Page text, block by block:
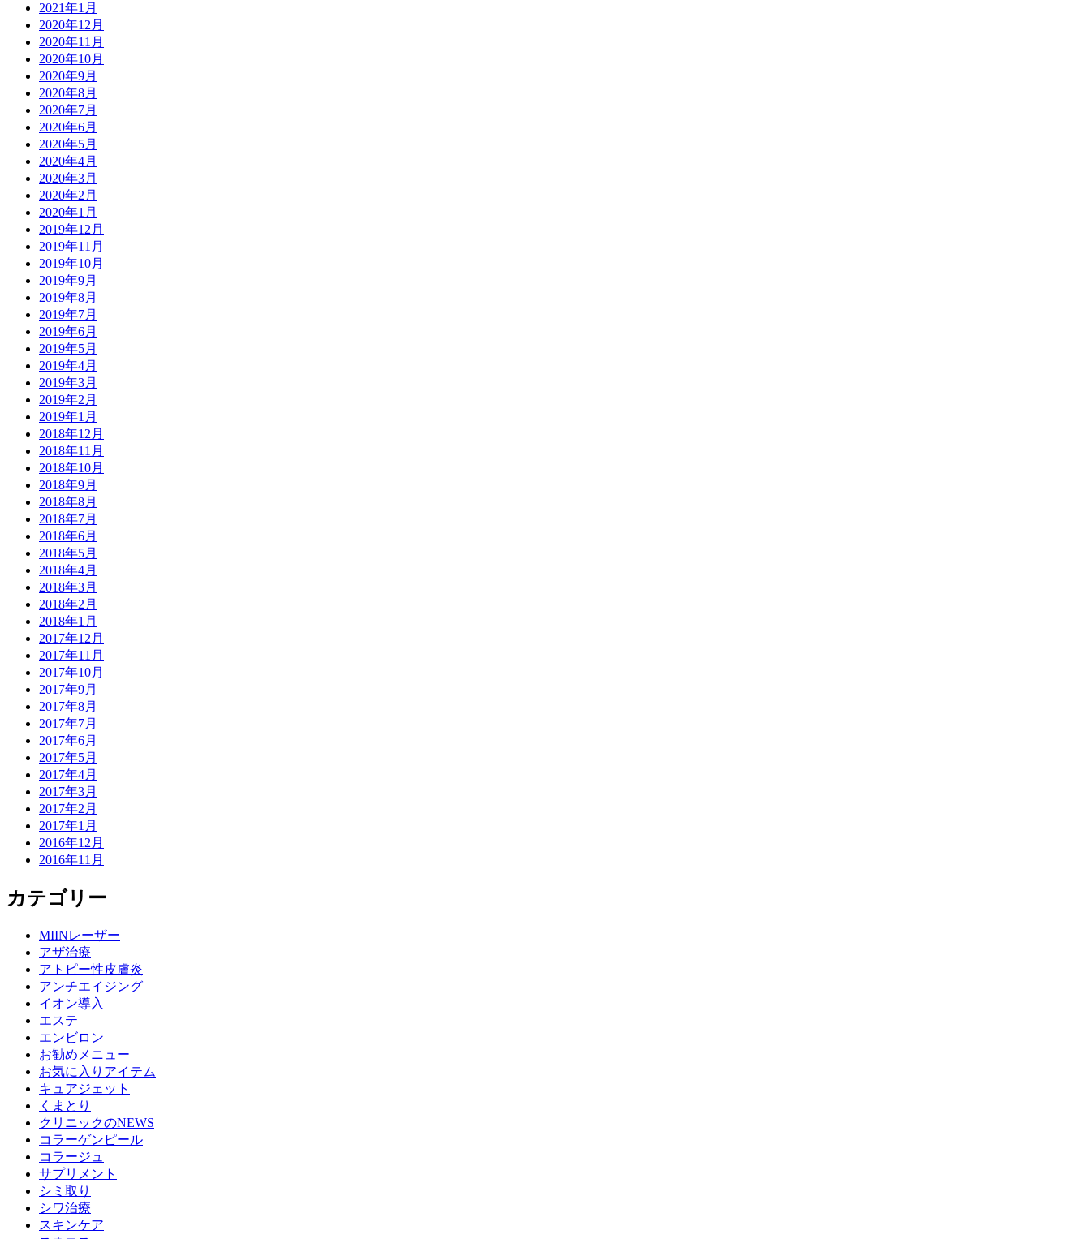
2021年1月
2020年12月
2020年11月
2020年10月
2020年9月
2020年8月
2020年7月
2020年6月
2020年5月
2020年4月
2020年3月
2020年2月
2020年1月
2019年12月
2019年11月
2019年10月
2019年9月
2019年8月
2019年7月
2019年6月
2019年5月
2019年4月
2019年3月
2019年2月
2019年1月
2018年12月
2018年11月
2018年10月
2018年9月
2018年8月
2018年7月
2018年6月
2018年5月
2018年4月
2018年3月
2018年2月
2018年1月
2017年12月
2017年11月
2017年10月
2017年9月
2017年8月
2017年7月
2017年6月
2017年5月
2017年4月
2017年3月
2017年2月
2017年1月
2016年12月
2016年11月
カテゴリー
MIINレーザー
アザ治療
アトピー性皮膚炎
アンチエイジング
イオン導入
エステ
エンビロン
お勧めメニュー
お気に入りアイテム
キュアジェット
くまとり
クリニックのNEWS
コラーゲンピール
コラージュ
サプリメント
シミ取り
シワ治療
スキンケア